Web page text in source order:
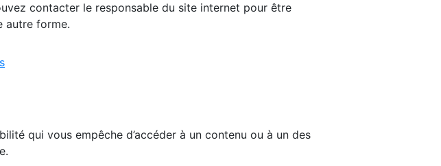
contacter le responsable du site internet pour être
autre forme.
qui vous empêche d’accéder à un contenu ou à un des